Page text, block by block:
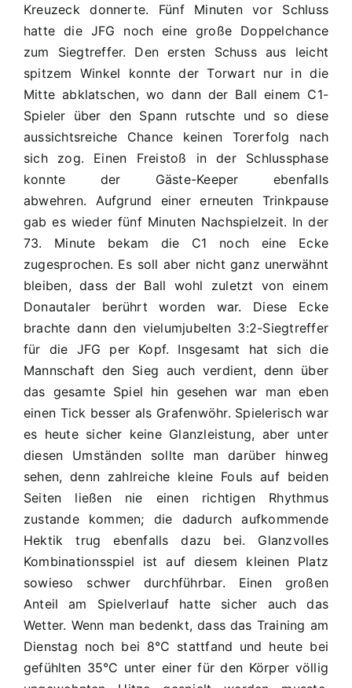
Kreuzeck donnerte. Fünf Minuten vor Schluss
hatte die JFG noch eine große Doppelchance
zum Siegtreffer. Den ersten Schuss aus leicht
spitzem Winkel konnte der Torwart nur in die
Mitte abklatschen, wo dann der Ball einem C1-
Spieler über den Spann rutschte und so diese
aussichtsreiche Chance keinen Torerfolg nach
sich zog. Einen Freistoß in der Schlussphase
konnte der Gäste-Keeper ebenfalls
abwehren. Aufgrund einer erneuten Trinkpause
gab es wieder fünf Minuten Nachspielzeit. In der
73. Minute bekam die C1 noch eine Ecke
zugesprochen. Es soll aber nicht ganz unerwähnt
bleiben, dass der Ball wohl zuletzt von einem
Donautaler berührt worden war. Diese Ecke
brachte dann den vielumjubelten 3:2-Siegtreffer
für die JFG per Kopf. Insgesamt hat sich die
Mannschaft den Sieg auch verdient, denn über
das gesamte Spiel hin gesehen war man eben
einen Tick besser als Grafenwöhr. Spielerisch war
es heute sicher keine Glanzleistung, aber unter
diesen Umständen sollte man darüber hinweg
sehen, denn zahlreiche kleine Fouls auf beiden
Seiten ließen nie einen richtigen Rhythmus
zustande kommen; die dadurch aufkommende
Hektik trug ebenfalls dazu bei. Glanzvolles
Kombinationsspiel ist auf diesem kleinen Platz
sowieso schwer durchführbar. Einen großen
Anteil am Spielverlauf hatte sicher auch das
Wetter. Wenn man bedenkt, dass das Training am
Dienstag noch bei 8°C stattfand und heute bei
gefühlten 35°C unter einer für den Körper völlig